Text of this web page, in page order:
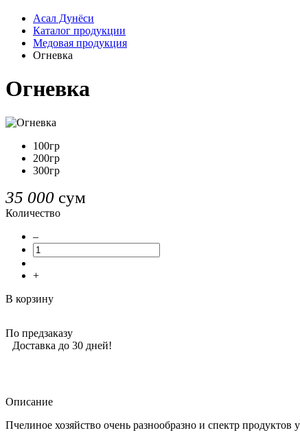
Асал Дунёси
Каталог продукции
Медовая продукция
Огневка
Огневка
100гр
200гр
300гр
35 000 сум
Количество
–
+
В корзину
По предзаказу
Доставка до 30 дней!
Описание
Пчелиное хозяйство очень разнообразно и спектр